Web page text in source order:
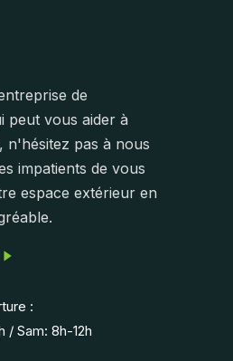
de
peut vous aider à
n'hésitez pas à nous
impatients de vous
espace extérieur en
:
/ Sam: 8h-12h